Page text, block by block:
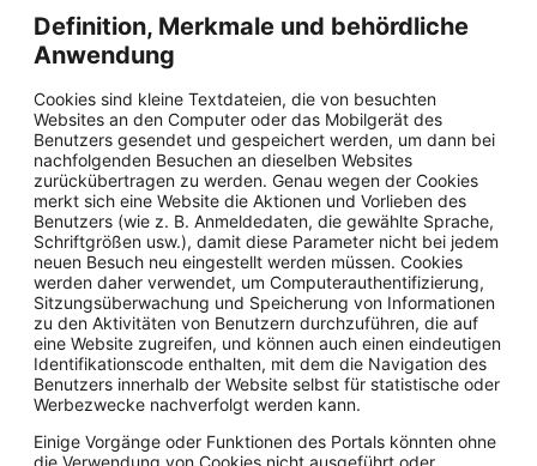
Definition, Merkmale und behördliche
Anwendung
Cookies sind kleine Textdateien, die von besuchten
Websites an den Computer oder das Mobilgerät des
Benutzers gesendet und gespeichert werden, um dann bei
nachfolgenden Besuchen an dieselben Websites
zurückübertragen zu werden. Genau wegen der Cookies
merkt sich eine Website die Aktionen und Vorlieben des
Benutzers (wie z. B. Anmeldedaten, die gewählte Sprache,
Schriftgrößen usw.), damit diese Parameter nicht bei jedem
neuen Besuch neu eingestellt werden müssen. Cookies
werden daher verwendet, um Computerauthentifizierung,
Sitzungsüberwachung und Speicherung von Informationen
zu den Aktivitäten von Benutzern durchzuführen, die auf
eine Website zugreifen, und können auch einen eindeutigen
Identifikationscode enthalten, mit dem die Navigation des
Benutzers innerhalb der Website selbst für statistische oder
Werbezwecke nachverfolgt werden kann.
Einige Vorgänge oder Funktionen des Portals könnten ohne
die Verwendung von Cookies nicht ausgeführt oder